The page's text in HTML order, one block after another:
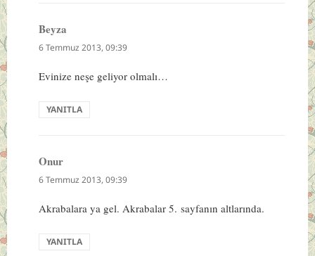
Beyza
ki:
6 Temmuz 2013, 09:39
Evinize neşe geliyor olmalı…
YANITLA
Onurdedi
ki:
6 Temmuz 2013, 09:39
Akrabalara ya gel. Akrabalar 5. sayfanın altlarında.
YANITLA